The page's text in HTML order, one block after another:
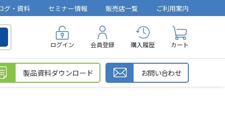
グ・資料 セミナー情報 販売店一覧 ご利用案内
ログイン 会員登録 購入履歴 カート
製品資料ダウンロード お問い合わせ